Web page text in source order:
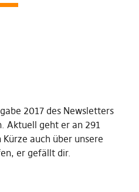
2017 des Newsletters
Aktuell geht er an 291
auch über unsere
er gefällt dir.